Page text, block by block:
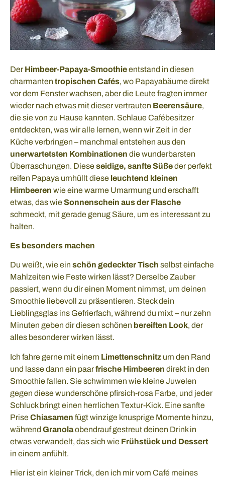
DerHimbeer-Papaya-Smoothieentstand in diesen
charmanten tropischen Cafés, wo Papayabäume direkt
vor dem Fenster wachsen, aber die Leute fragten immer
wieder nach etwas mit dieser vertrauten Beerensäure,
die sie von zu Hause kannten. Schlaue Cafébesitzer
entdeckten, was wir alle lernen, wenn wir Zeit in der
Küche verbringen – manchmal entstehen aus den
unerwartetsten Kombinationen die wunderbarsten
Überraschungen. Dieseseidige, sanfte Süßeder perfekt
reifen Papaya umhüllt diese leuchtend kleinen
Himbeeren wie eine warme Umarmung und erschafft
etwas, das wieSonnenschein aus der Flasche
schmeckt, mit gerade genug Säure, um es interessant zu
halten.
Es besonders machen
Du weißt, wie ein schön gedeckter Tisch selbst einfache
Mahlzeiten wie Feste wirken lässt? Derselbe Zauber
passiert, wenn du dir einen Moment nimmst, um deinen
Smoothie liebevoll zu präsentieren. Steck dein
Lieblingsglas ins Gefrierfach, während du mixt – nur zehn
Minuten geben dir diesen schönen bereiften Look, der
alles besonderer wirken lässt.
Ich fahre gerne mit einem Limettenschnitz um den Rand
und lasse dann ein paarfrische Himbeeren direkt in den
Smoothie fallen. Sie schwimmen wie kleine Juwelen
gegen diese wunderschöne pfirsich-rosa Farbe, und jeder
Schluck bringt einen herrlichen Textur-Kick. Eine sanfte
PriseChiasamen fügt winzige knusprige Momente hinzu,
während Granolaobendrauf gestreut deinen Drink in
etwas verwandelt, das sich wie Frühstück und Dessert
in einem anfühlt.
Hier ist ein kleiner Trick, den ich mir vom Café meines